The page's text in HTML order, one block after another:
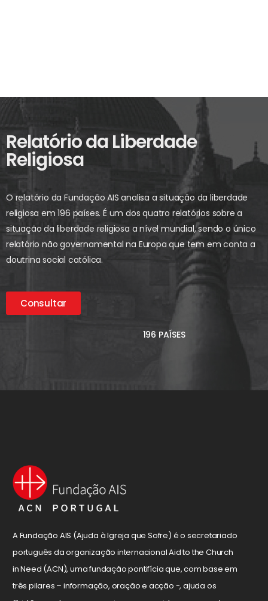
Relatório da Liberdade
Religiosa
O relatório da Fundação AIS analisa a situação da liberdade
religiosa em 196 países. É um dos quatro relatórios sobre a
situação da liberdade religiosa a nível mundial, sendo o único
relatório não governamental na Europa que tem em conta a
doutrina social católica.
Consultar
196 PAÍSES
A Fundação AIS (Ajuda à Igreja que Sofre) é o secretariado
português da organização internacional Aid to the Church
in Need (ACN), uma fundação pontifícia que, com base em
três pilares – informação, oração e acção -, ajuda os